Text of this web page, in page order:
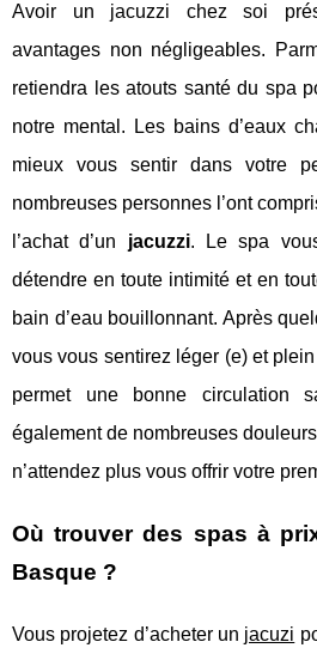
Avoir un jacuzzi chez soi
avantages non négligeables.
retiendra les atouts santé du spa
notre mental. Les bains d’eaux
mieux vous sentir dans votre
nombreuses personnes l’ont
l’achat d’un jacuzzi. Le spa
détendre en toute intimité et en
bain d’eau bouillonnant. Après
vous vous sentirez léger (e) et
permet une bonne circulation
également de nombreuses
n’attendez plus vous offrir votre
Où trouver des spas à
Basque ?
Vous projetez d’acheter un jacuzi